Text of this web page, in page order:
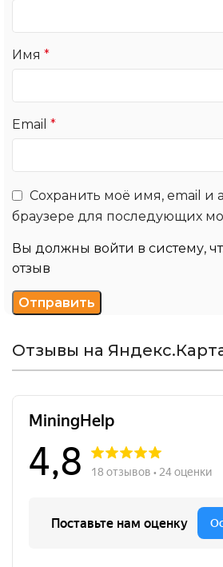
Имя *
Email *
Сохранить моё имя, email и
браузере для последующих
Вы должны войти в систему,
отзыв
Отзывы на